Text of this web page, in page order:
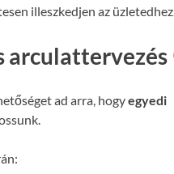
illeszkedjen az üzletedhez.
arculattervezés
ad arra, hogyegyedi